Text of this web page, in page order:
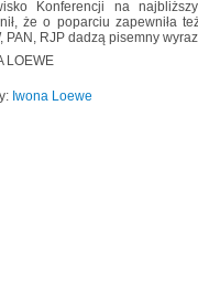
Konferencji na
że o poparciu zapewniła
PAN, RJP dadzą pisemny
LOEWE
Iwona Loewe